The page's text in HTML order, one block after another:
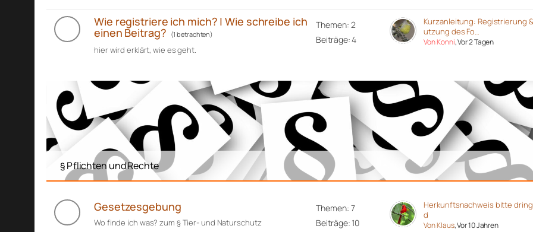
Wie registriere ich mich? | Wie schreibe ich
einen Beitrag? (1 betrachten)
hier wird erklärt, wie es geht.
Themen: 2
Beiträge: 4
Kurzanleitung: Registrierung
utzung des Fo…
Von Konni, Vor 2 Tagen
§ Pflichten und Rechte
Gesetzesgebung
Wo finde ich was? zum § Tier- und Naturschutz
Themen: 7
Beiträge: 10
Herkunftsnachweis bitte
d
Von Klaus, Vor 10 Jahren